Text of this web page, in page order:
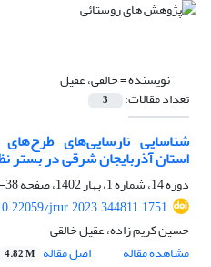
نویسنده =خالقی، عقیل
تعداد مقالات: 3
شناسایی نارسایی‌های
استان آذربایجان شرقی در بستر
دوره 14، شماره 1، بهار 1402، صفحه
38-55
jrur.2023.344811.1751
حسین کریم زاده، عقیل خالقی
مشاهده مقاله
اصل مقاله 4.82 M